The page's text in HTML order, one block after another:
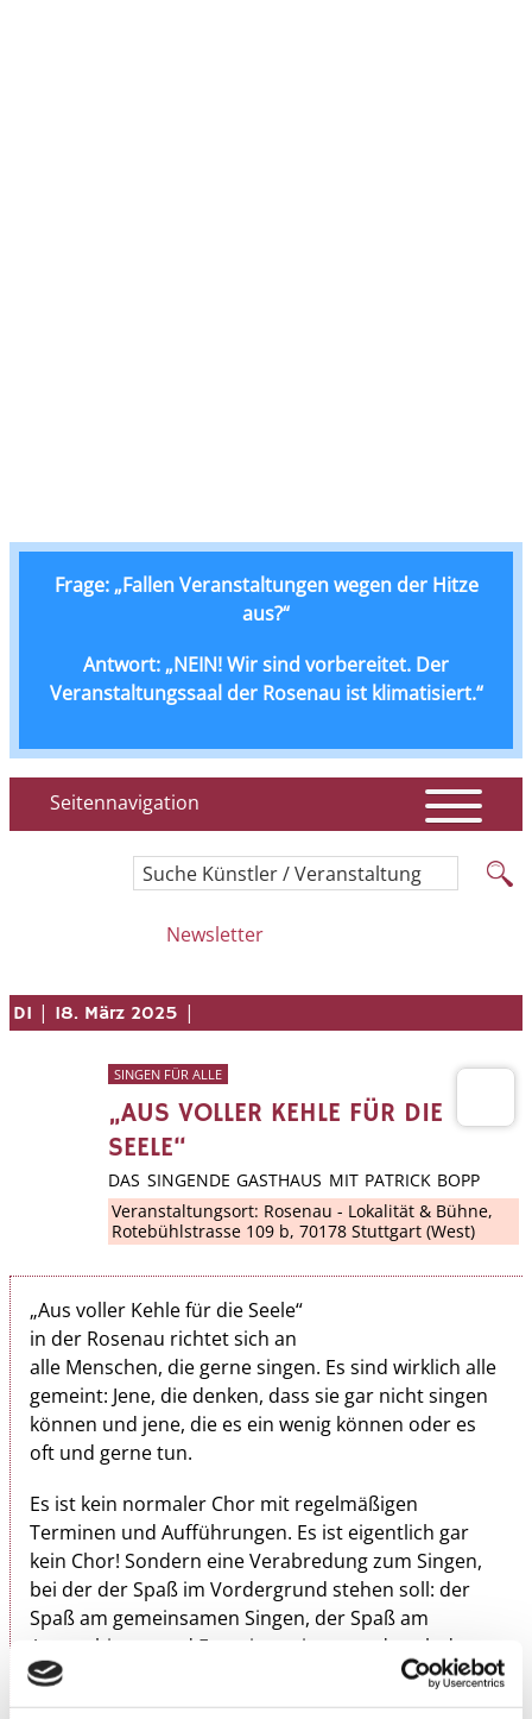
Frage: „Fallen Veranstaltungen wegen der Hitze
aus?“
Antwort: „NEIN! Wir sind vorbereitet. Der
Veranstaltungssaal der Rosenau ist klimatisiert.“
Seitennavigation
Suche Künstler / Veranstaltung
Newsletter
DI | 18. März 2025 |
SINGEN FÜR ALLE
„AUS VOLLER KEHLE FÜR DIE
SEELE“
DAS SINGENDE GASTHAUS MIT PATRICK BOPP
Veranstaltungsort: Rosenau - Lokalität & Bühne,
Rotebühlstrasse 109 b, 70178 Stuttgart (West)
„Aus voller Kehle für die Seele“
in der Rosenau richtet sich an
alle Menschen, die gerne singen. Es sind wirklich alle
gemeint: Jene, die denken, dass sie gar nicht singen
können und jene, die es ein wenig können oder es
oft und gerne tun.
Es ist kein normaler Chor mit regelmäßigen
Terminen und Aufführungen. Es ist eigentlich gar
kein Chor! Sondern eine Verabredung zum Singen,
bei der der Spaß im Vordergrund stehen soll: der
Spaß am gemeinsamen Singen, der Spaß am
Ausprobieren und Experimentieren und auch der
Spaß am gemeinsamen Scheitern. Gesungen wird
ohne Noten, der Text auf eine Leinwand projiziert.